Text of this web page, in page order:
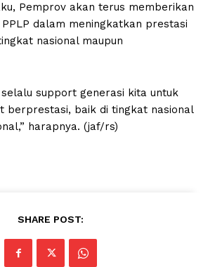
Pemprov akan terus memberikan
dalam meningkatkan prestasi
nasional maupun
support generasi kita untuk
berprestasi, baik di tingkat nasional
harapnya. (jaf/rs)
SHARE POST: